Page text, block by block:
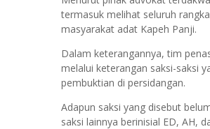
termasuk melihat seluruh
masyarakat adat Kapeh Panji.
Dalam keterangannya, tim
melalui keterangan saksi-saksi
pembuktian di persidangan.
Adapun saksi yang disebut
saksi lainnya berinisial ED, AH,